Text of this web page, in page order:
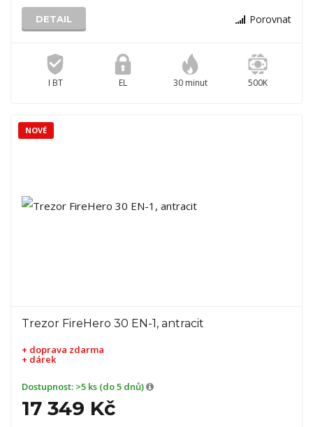
DETAIL Porovnat
I BT EL 30 minut 500K
Trezor FireHero 30 EN-1, antracit
+ doprava zdarma
+ dárek
Dostupnost: >5 ks (do 5 dnů)
17 349 Kč
NOVÉ